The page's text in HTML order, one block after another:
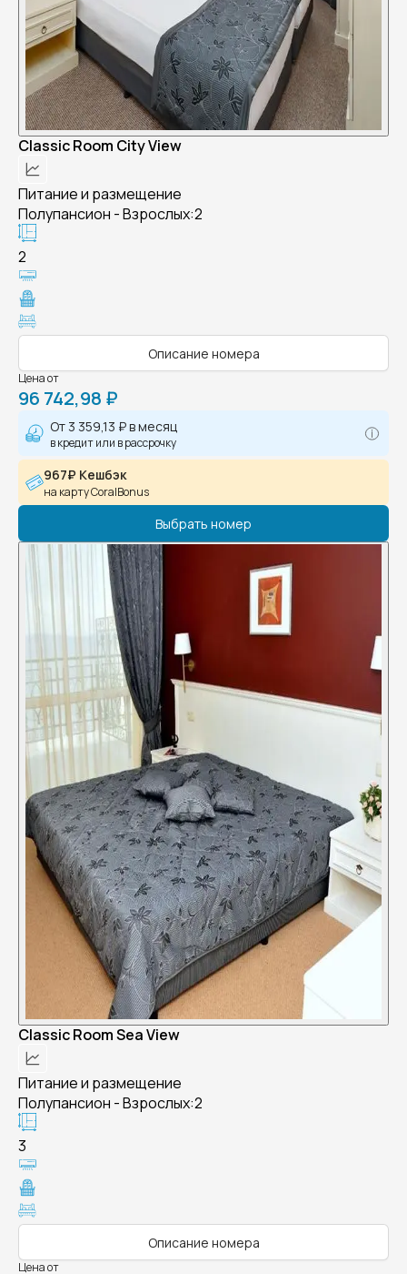
Classic Room City View
Питание и размещение
Полупансион - Взрослых:2
2
Описание номера
Цена от
96 742,98 ₽
От 3 359,13 ₽в месяц
в кредит или в рассрочку
967₽ Кешбэк
на карту CoralBonus
Выбрать номер
Classic Room Sea View
Питание и размещение
Полупансион - Взрослых:2
3
Описание номера
Цена от